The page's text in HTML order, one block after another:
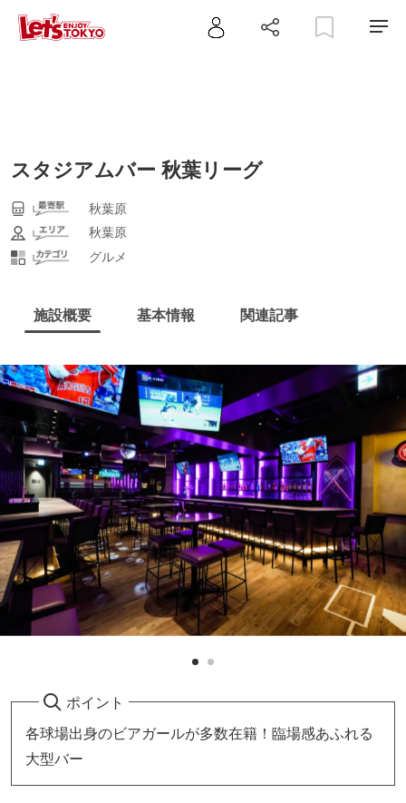
スタジアムバー 秋葉リーグ
秋葉原
秋葉原
グルメ
施設概要 基本情報 関連記事
ポイント
各球場出身のビアガールが多数在籍！臨場感あふれる
大型バー